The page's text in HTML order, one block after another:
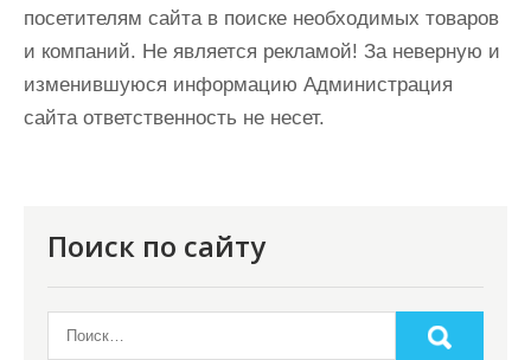
посетителям сайта в поиске необходимых товаров
и компаний. Не является рекламой! За неверную и
изменившуюся информацию Администрация
сайта ответственность не несет.
Поиск по сайту